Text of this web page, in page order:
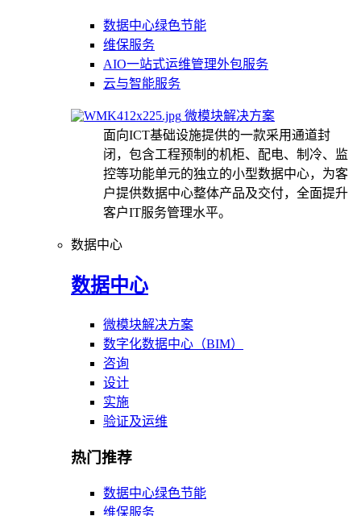
数据中心绿色节能
维保服务
AIO一站式运维管理外包服务
云与智能服务
微模块解决方案
面向ICT基础设施提供的一款采用通道封
闭，包含工程预制的机柜、配电、制冷、监
控等功能单元的独立的小型数据中心，为客
户提供数据中心整体产品及交付，全面提升
客户IT服务管理水平。
数据中心
数据中心
微模块解决方案
数字化数据中心（BIM）
咨询
设计
实施
验证及运维
热门推荐
数据中心绿色节能
维保服务